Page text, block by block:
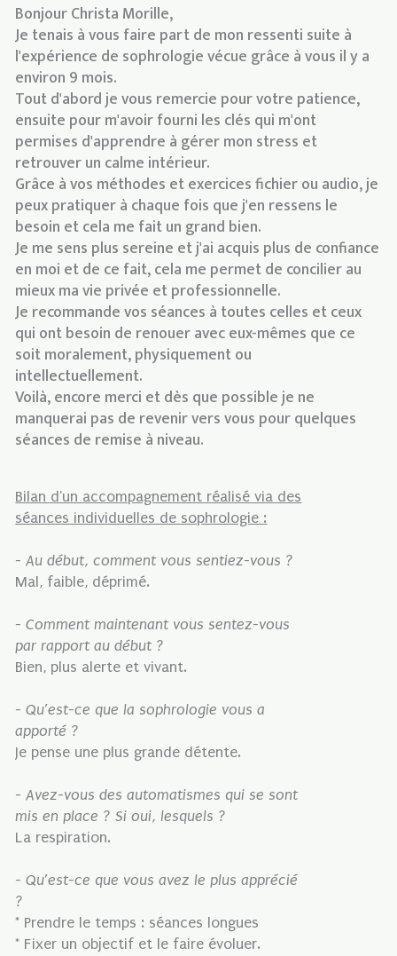
Bonjour Christa Morille,
Je tenais à vous faire part de mon ressenti suite à
l'expérience de sophrologie vécue grâce à vous il y a
environ 9 mois.
Tout d'abord je vous remercie pour votre patience,
ensuite pour m'avoir fourni les clés qui m'ont
permises d'apprendre à gérer mon stress et
retrouver un calme intérieur.
Grâce à vos méthodes et exercices fichier ou audio, je
peux pratiquer à chaque fois que j'en ressens le
besoin et cela me fait un grand bien.
Je me sens plus sereine et j'ai acquis plus de confiance
en moi et de ce fait, cela me permet de concilier au
mieux ma vie privée et professionnelle.
Je recommande vos séances à toutes celles et ceux
qui ont besoin de renouer avec eux-mêmes que ce
soit moralement, physiquement ou
intellectuellement.
Voilà, encore merci et dès que possible je ne
manquerai pas de revenir vers vous pour quelques
séances de remise à niveau.
Bilan d'un accompagnement réalisé via des
séances individuelles de sophrologie :
- Au début, comment vous sentiez-vous ?
Mal, faible, déprimé.
- Comment maintenant vous sentez-vous
par rapport au début ?
Bien, plus alerte et vivant.
- Qu’est-ce que la sophrologie vous a
apporté ?
Je pense une plus grande détente.
- Avez-vous des automatismes qui se sont
mis en place ? Si oui, lesquels ?
La respiration.
- Qu’est-ce que vous avez le plus apprécié
?
* Prendre le temps : séances longues
* Fixer un objectif et le faire évoluer.